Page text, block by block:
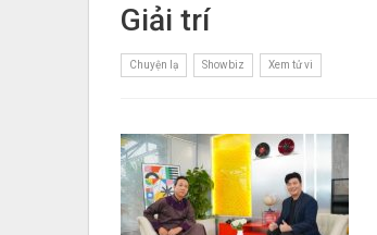
Giải trí
Chuyện lạ Showbiz Xem tử vi